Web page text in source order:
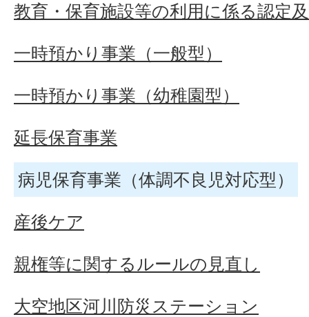
教育・保育施設等の利用に係る認定
一時預かり事業（一般型）
一時預かり事業（幼稚園型）
延長保育事業
病児保育事業（体調不良児対応型）
産後ケア
親権等に関するルールの見直し
大空地区河川防災ステーション